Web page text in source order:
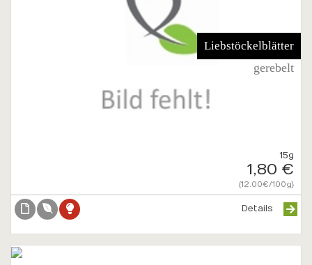
Liebstöckelblätter
gerebelt
15g
1,80 €
{12.00€/100g}
Details